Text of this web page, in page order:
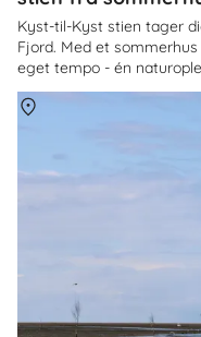
Kyst-til-Kyst stien tager
Fjord. Med et
eget tempo - én